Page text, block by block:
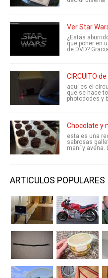
Ver Star
¿Estás
que poner en
de DVD?
CIRCUITO
aquí es el
que se hace
photododes y
Chocolate y
esta es una
sabrosas
maní y avena.
ARTICULOS POPULARES